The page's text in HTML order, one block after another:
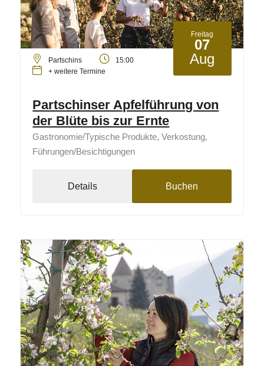
Freitag
07
Aug
Partschins
15:00
+ weitere Termine
Partschinser Apfelführung von
der Blüte bis zur Ernte
Gastronomie/Typische Produkte, Verkostung,
Führungen/Besichtigungen
Details Buchen